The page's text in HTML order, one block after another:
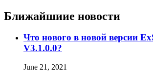
Ближайшиие новости
Что нового в новой версии
V3.1.0.0?
June 21, 2021